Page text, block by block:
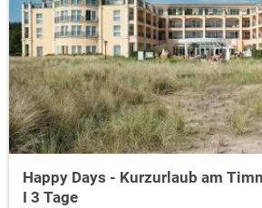
Happy Days - Kurzurlaub am
I 3 Tage